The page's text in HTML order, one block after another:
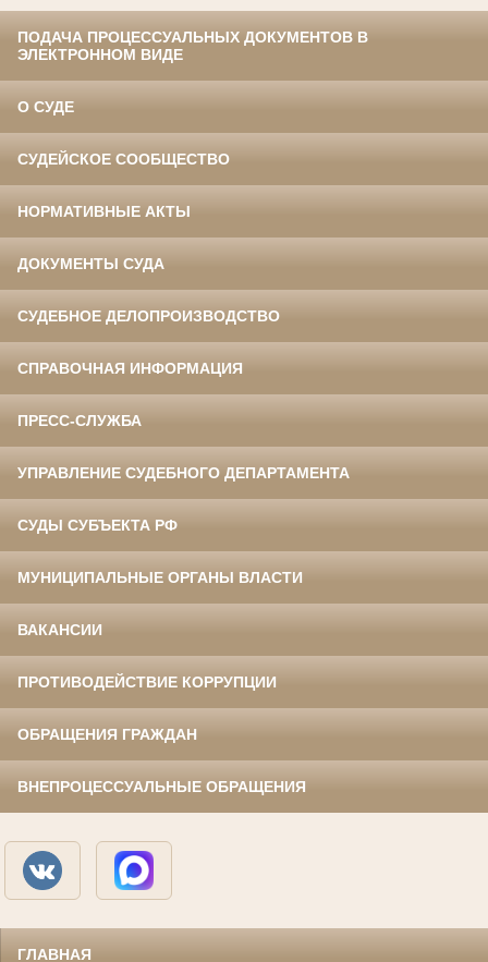
ПОДАЧА ПРОЦЕССУАЛЬНЫХ ДОКУМЕНТОВ В
ЭЛЕКТРОННОМ ВИДЕ
О СУДЕ
СУДЕЙСКОЕ СООБЩЕСТВО
НОРМАТИВНЫЕ АКТЫ
ДОКУМЕНТЫ СУДА
СУДЕБНОЕ ДЕЛОПРОИЗВОДСТВО
СПРАВОЧНАЯ ИНФОРМАЦИЯ
ПРЕСС-СЛУЖБА
УПРАВЛЕНИЕ СУДЕБНОГО ДЕПАРТАМЕНТА
СУДЫ СУБЪЕКТА РФ
МУНИЦИПАЛЬНЫЕ ОРГАНЫ ВЛАСТИ
ВАКАНСИИ
ПРОТИВОДЕЙСТВИЕ КОРРУПЦИИ
ОБРАЩЕНИЯ ГРАЖДАН
ВНЕПРОЦЕССУАЛЬНЫЕ ОБРАЩЕНИЯ
ГЛАВНАЯ